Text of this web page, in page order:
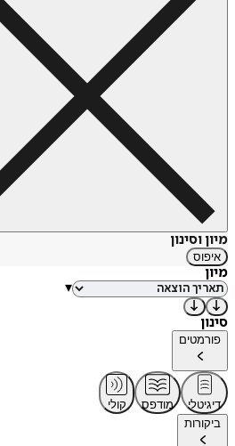
מיון וסינון
איפוס
מיון
▾
סינון
פורמטים
דיגיטלי מודפס
קולי
ביקורות